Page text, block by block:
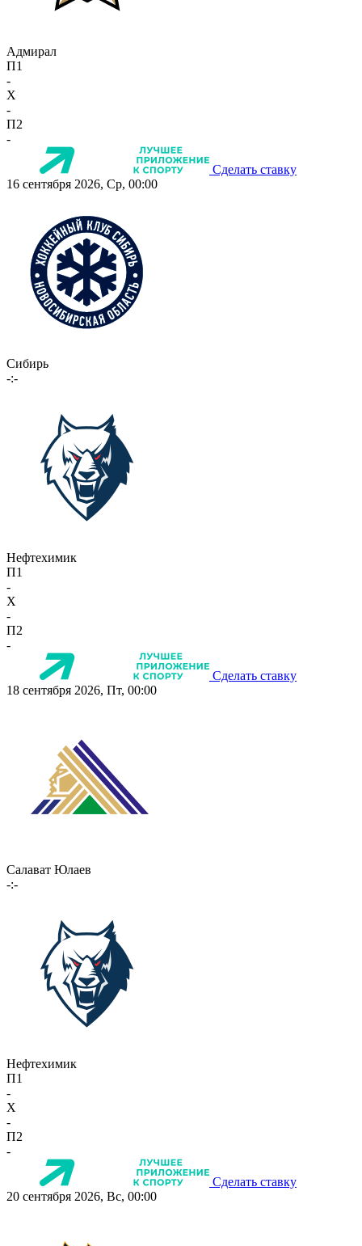
Адмирал
П1
-
X
-
П2
-
Сделать ставку
16 сентября 2026, Ср, 00:00
Сибирь
-:-
Нефтехимик
П1
-
X
-
П2
-
Сделать ставку
18 сентября 2026, Пт, 00:00
Салават Юлаев
-:-
Нефтехимик
П1
-
X
-
П2
-
Сделать ставку
20 сентября 2026, Вс, 00:00